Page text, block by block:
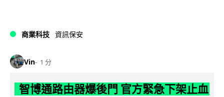
商業科技 資訊保安
Vin 1 分
智博通路由器爆後門 官方緊急下架止血